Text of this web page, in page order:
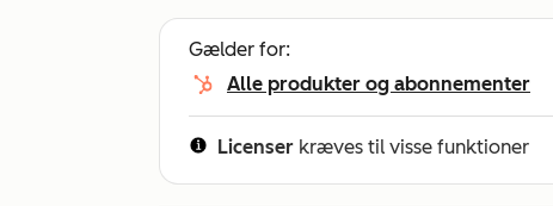
Gælder for:
Alle produkter og abonnementer
Licenser kræves til visse funktioner